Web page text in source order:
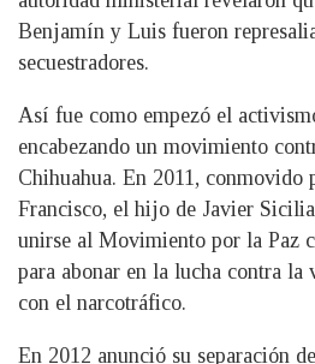
Benjamín y Luis fueron
secuestradores.
Así fue como empezó el
encabezando un movimiento
Chihuahua. En 2011, conmovido
Francisco, el hijo de Javier
unirse al Movimiento por la Paz
para abonar en la lucha contra la
con el narcotráfico.
En 2012 anunció su separación